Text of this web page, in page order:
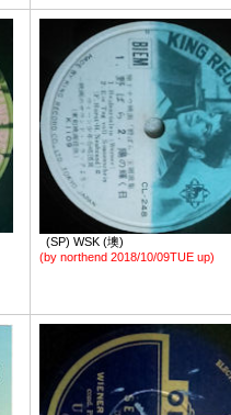
(SP) WSK (墺)
(by northend 2018/10/09TUE up)